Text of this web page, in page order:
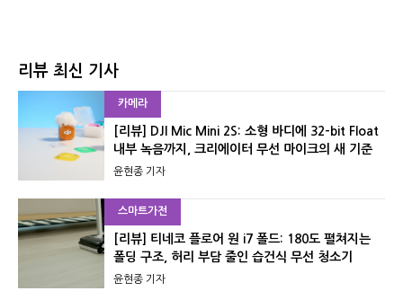
리뷰 최신 기사
카메라
[리뷰] DJI Mic Mini 2S: 소형 바디에 32-bit Float
내부 녹음까지, 크리에이터 무선 마이크의 새 기준
윤현종 기자
스마트가전
[리뷰] 티네코 플로어 원 i7 폴드: 180도 펼쳐지는
폴딩 구조, 허리 부담 줄인 습건식 무선 청소기
윤현종 기자